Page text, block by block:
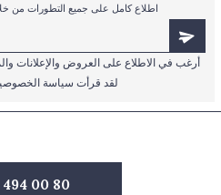
اطلاع كامل على جميع التطورات من
أرغب في الاطلاع على العروض والإعلانات
لقد قرأت سياسة
494 00 80